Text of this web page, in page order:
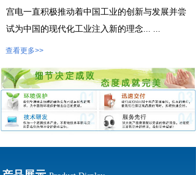
宫电一直积极推动着中国工业的创新与发展并尝
试为中国的现代化工业注入新的理念... ...
查看更多>>